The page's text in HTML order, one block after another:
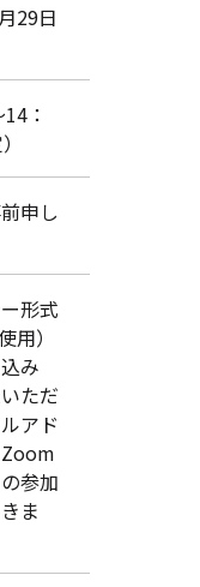
29日
：
申し
形式
用）
み
ただ
アド
参加
ま